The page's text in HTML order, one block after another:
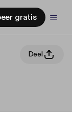
gratis
Deel